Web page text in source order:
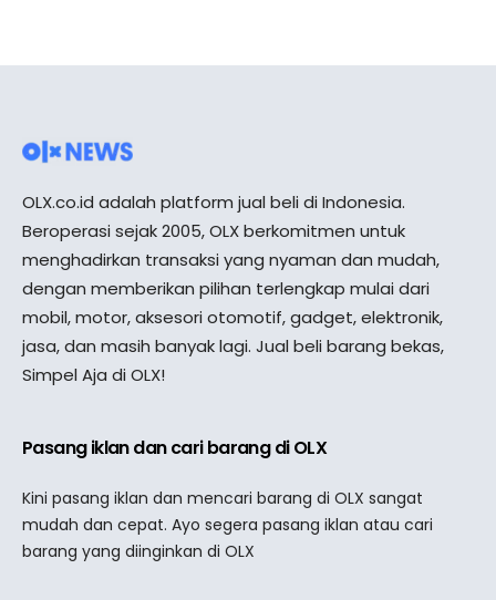
OLX.co.id adalah platform jual beli di Indonesia.
Beroperasi sejak 2005, OLX berkomitmen untuk
menghadirkan transaksi yang nyaman dan mudah,
dengan memberikan pilihan terlengkap mulai dari
mobil, motor, aksesori otomotif, gadget, elektronik,
jasa, dan masih banyak lagi. Jual beli barang bekas,
Simpel Aja di OLX!
Pasang iklan dan cari barang di OLX
Kini pasang iklan dan mencari barang di OLX sangat
mudah dan cepat. Ayo segera pasang iklan atau cari
barang yang diinginkan di OLX